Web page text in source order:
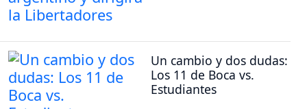
Un cambio y dos dudas:
Los 11 de Boca vs.
Estudiantes